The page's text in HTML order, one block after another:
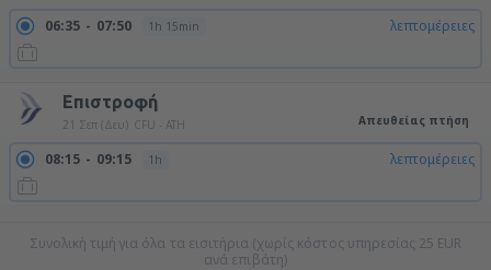
06:35 07:50 1h 15min λεπτομέρειες
Επιστροφή
21 Σεπ (Δευ) CFU - ATH Απευθείας πτήση
08:15 09:15 1h λεπτομέρειες
Συνολική τιμή για όλα τα εισιτήρια (χωρίς κόστος υπηρεσίας 25 EUR
ανά επιβάτη)